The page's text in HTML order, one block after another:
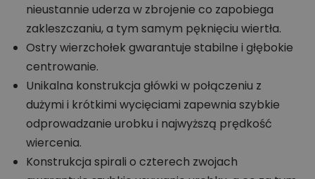
nieustannie uderza w zbrojenie co zapobiega
zakleszczaniu, a tym samym pęknięciu wiertła.
Ostry wierzchołek gwarantuje stabilne i głębokie
centrowanie.
Unikalna konstrukcja główki w połączeniu z
dużymi i krótkimi wycięciami zapewnia szybkie
odprowadzanie urobku i najwyższą prędkość
wiercenia.
Konstrukcja spirali o czterech zwojach